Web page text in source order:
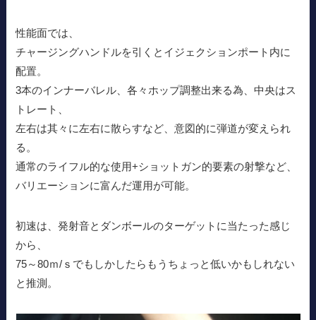
性能面では、
チャージングハンドルを引くとイジェクションポート内に
配置。
3本のインナーバレル、各々ホップ調整出来る為、中央はス
トレート、
左右は其々に左右に散らすなど、意図的に弾道が変えられ
る。
通常のライフル的な使用+ショットガン的要素の射撃など、
バリエーションに富んだ運用が可能。
初速は、発射音とダンボールのターゲットに当たった感じ
から、
75～80ｍ/ｓでもしかしたらもうちょっと低いかもしれない
と推測。